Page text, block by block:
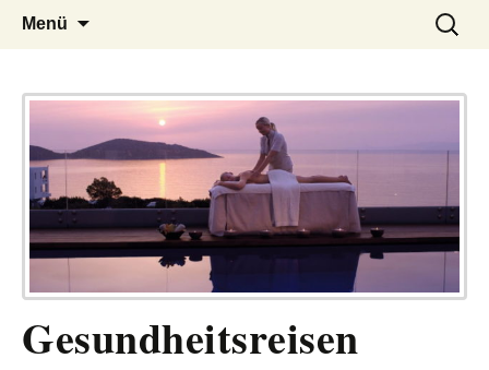
LUCKX
– das Magazin
Menü
Suchen
nach:
Gesundheitsreisen